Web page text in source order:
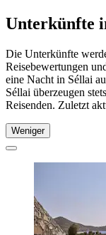
Unterkünfte
Die Unterkünfte
Reisebewertungen
eine Nacht in Séllai
Séllai überzeugen
Reisenden. Zuletzt
Weniger